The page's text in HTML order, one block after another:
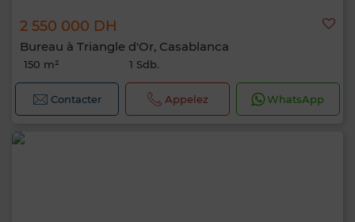
2 550 000 DH
Bureau à Triangle d'Or, Casablanca
150 m² 1 Sdb.
Contacter Appelez WhatsApp